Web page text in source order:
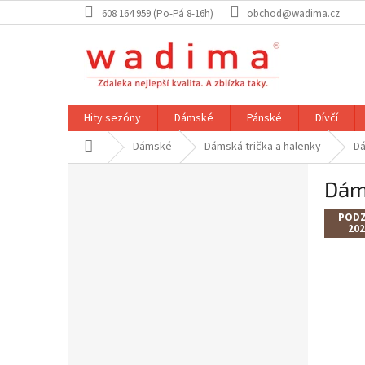
na
608 164 959 (Po-Pá 8-16h) obchod@wadima.cz
Hity sezóny Dámské Pánské Dívčí
Domů Dámské Dámská trička a halenky